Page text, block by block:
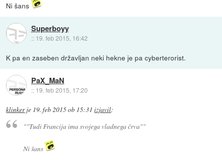
Ni šans
Superboyy
:: 19. feb 2015, 16:42
K pa en zaseben državljan neki hekne je pa cyberterorist.
PaX_MaN
:: 19. feb 2015, 17:20
klinkerje 19. feb 2015 ob 15:31 izjavil:
""Tudi Francija ima svojega vladnega črva""
Ni šans